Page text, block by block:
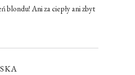
blondu! Ani za ciepły ani zbyt